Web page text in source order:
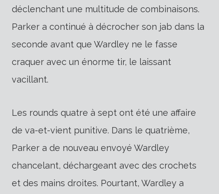
déclenchant une multitude de combinaisons.
Parker a continué à décrocher son jab dans la
seconde avant que Wardley ne le fasse
craquer avec un énorme tir, le laissant
vacillant.
Les rounds quatre à sept ont été une affaire
de va-et-vient punitive. Dans le quatrième,
Parker a de nouveau envoyé Wardley
chancelant, déchargeant avec des crochets
et des mains droites. Pourtant, Wardley a